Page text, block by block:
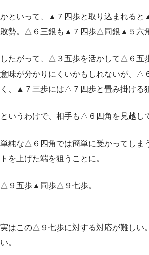
かといって、▲７四歩と取り込まれると
敗勢。△６三銀も▲７四歩△同銀▲５六角
したがって、△３五歩を活かして△６五
意味が分かりにくいかもしれないが、△
く、▲７三歩には△７四歩と畳み掛ける
というわけで、相手も△６四角を見越し
単純な△６四角では簡単に受かってしま
トを上げた端を狙うことに。
△９五歩▲同歩△９七歩。
実はこの△９七歩に対する対応が難しい
い。